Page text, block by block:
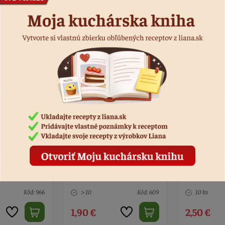
kov, 3,3 cm
Kód: 609
Kliešte nerez so zúbkami
20,5 cm
10 ks Kód: 8695
2,50 €
Pinzeta
14 cm
5 ks
2,90 €